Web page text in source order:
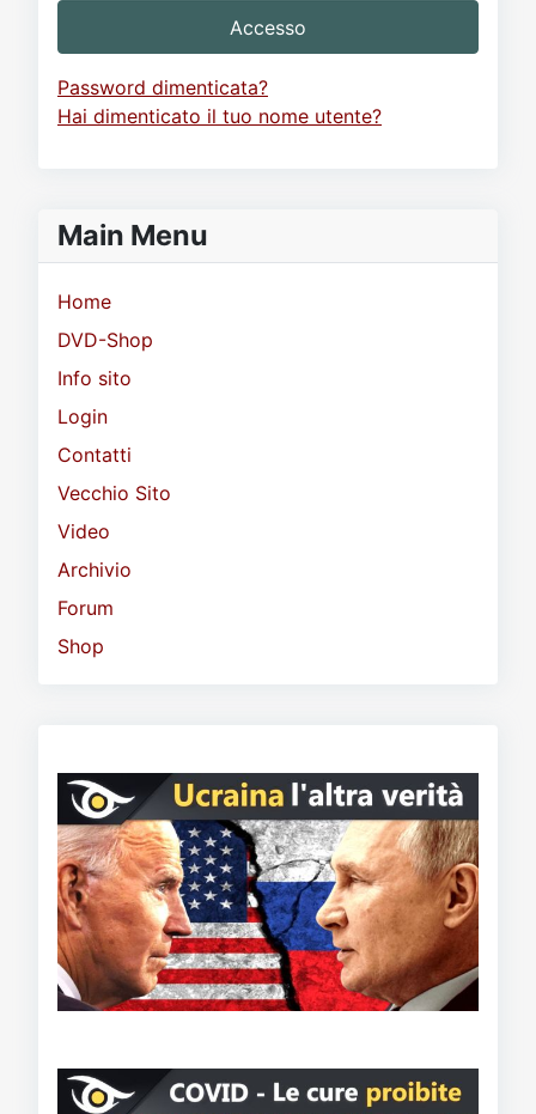
Accesso
Password dimenticata?
Hai dimenticato il tuo nome utente?
Main Menu
Home
DVD-Shop
Info sito
Login
Contatti
Vecchio Sito
Video
Archivio
Forum
Shop